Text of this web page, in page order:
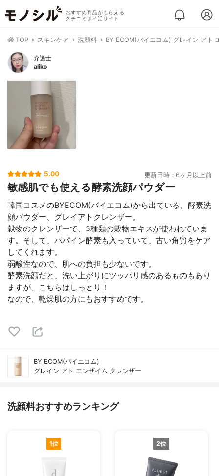
おすすめ商品がもらえる
クチコミポイ活サイト
TOP スキンケア 洗顔料 BY ECOM(バイエコム) グレイン アト
介護士
aliko
5.00 更新日時：6ヶ月以上前
敏感肌でも使える酵素洗顔パウダー
韓国コスメのBYECOM(バイエコム)から出ている、酵素洗
顔パウダー、グレイアトクレンザー。
穀物のクレンザーで、5種類の穀物エキスが使われていま
す。そして、パパイン酵素も入っていて、古い角質をケア
してくれます。
弱酸性なので、肌への負担も少ないです。
酵素洗顔だと、洗い上がりにツッパリ感のあるものもあり
ますが、こちらはしっとり！
なので、乾燥肌の方にもおすすめです。
BY ECOM(バイエコム)
グレイン アト エンザイム クレンザー
洗顔料おすすめランキング
1位 2位